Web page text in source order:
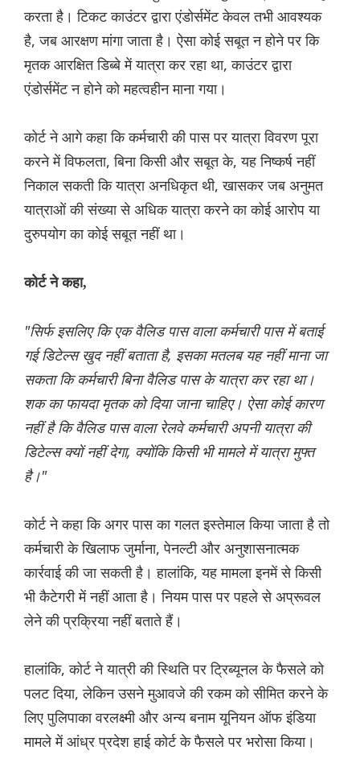
करता है। टिकट काउंटर द्वारा एंडोर्समेंट केवल तभी आवश्यक
है, जब आरक्षण मांगा जाता है। ऐसा कोई सबूत न होने पर कि
मृतक आरक्षित डिब्बे में यात्रा कर रहा था, काउंटर द्वारा
एंडोर्समेंट न होने को महत्वहीन माना गया।
कोर्ट ने आगे कहा कि कर्मचारी की पास पर यात्रा विवरण पूरा
करने में विफलता, बिना किसी और सबूत के, यह निष्कर्ष नहीं
निकाल सकती कि यात्रा अनधिकृत थी, खासकर जब अनुमत
यात्राओं की संख्या से अधिक यात्रा करने का कोई आरोप या
दुरुपयोग का कोई सबूत नहीं था।
कोर्ट ने कहा,
"सिर्फ इसलिए कि एक वैलिड पास वाला कर्मचारी पास में बताई
गई डिटेल्स खुद नहीं बताता है, इसका मतलब यह नहीं माना जा
सकता कि कर्मचारी बिना वैलिड पास के यात्रा कर रहा था।
शक का फायदा मृतक को दिया जाना चाहिए। ऐसा कोई कारण
नहीं है कि वैलिड पास वाला रेलवे कर्मचारी अपनी यात्रा की
डिटेल्स क्यों नहीं देगा, क्योंकि किसी भी मामले में यात्रा मुफ्त
है।"
कोर्ट ने कहा कि अगर पास का गलत इस्तेमाल किया जाता है तो
कर्मचारी के खिलाफ जुर्माना, पेनल्टी और अनुशासनात्मक
कार्रवाई की जा सकती है। हालांकि, यह मामला इनमें से किसी
भी कैटेगरी में नहीं आता है। नियम पास पर पहले से अप्रूवल
लेने की प्रक्रिया नहीं बताते हैं।
हालांकि, कोर्ट ने यात्री की स्थिति पर ट्रिब्यूनल के फैसले को
पलट दिया, लेकिन उसने मुआवजे की रकम को सीमित करने के
लिए पुलिपाका वरलक्ष्मी और अन्य बनाम यूनियन ऑफ इंडिया
मामले में आंध्र प्रदेश हाई कोर्ट के फैसले पर भरोसा किया।